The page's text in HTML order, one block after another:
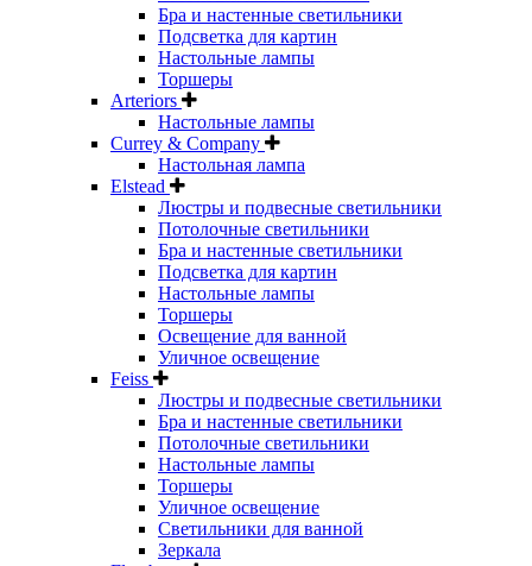
Бра и настенные светильники
Подсветка для картин
Настольные лампы
Торшеры
Arteriors
Настольные лампы
Currey & Company
Настольная лампа
Elstead
Люстры и подвесные светильники
Потолочные светильники
Бра и настенные светильники
Подсветка для картин
Настольные лампы
Торшеры
Освещение для ванной
Уличное освещение
Feiss
Люстры и подвесные светильники
Бра и настенные светильники
Потолочные светильники
Настольные лампы
Торшеры
Уличное освещение
Светильники для ванной
Зеркала